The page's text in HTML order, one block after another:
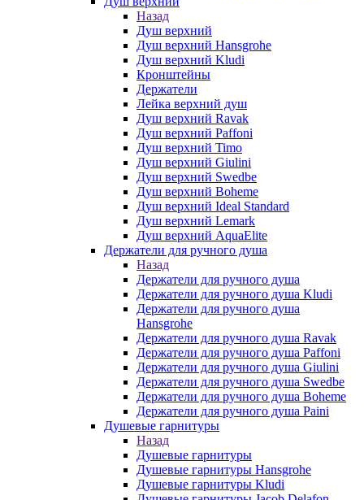
Назад
Душ верхний
Душ верхний Hansgrohe
Душ верхний Kludi
Кронштейны
Держатели
Лейка верхний душ
Душ верхний Ravak
Душ верхний Paffoni
Душ верхний Timo
Душ верхний Giulini
Душ верхний Swedbe
Душ верхний Boheme
Душ верхний Ideal Standard
Душ верхний Lemark
Душ верхний AquaElite
Держатели для ручного душа
Назад
Держатели для ручного душа
Держатели для ручного душа Kludi
Держатели для ручного душа
Hansgrohe
Держатели для ручного душа Ravak
Держатели для ручного душа Paffoni
Держатели для ручного душа Giulini
Держатели для ручного душа Swedbe
Держатели для ручного душа Boheme
Держатели для ручного душа Paini
Душевые гарнитуры
Назад
Душевые гарнитуры
Душевые гарнитуры Hansgrohe
Душевые гарнитуры Kludi